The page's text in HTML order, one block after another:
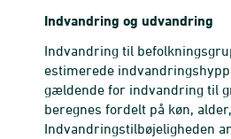
Indvandring og udvandring
Indvandring til
estimerede
gældende for indvandring til
beregnes fordelt på køn,
Indvandringstilbøjeligheden